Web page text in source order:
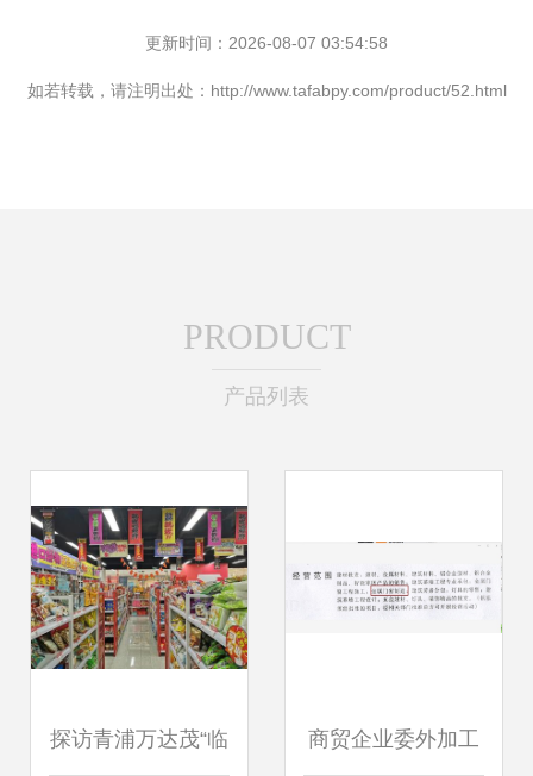
更新时间：2026-08-07 03:54:58
如若转载，请注明出处：http://www.tafabpy.com/product/52.html
PRODUCT
产品列表
探访青浦万达茂“临 商贸企业委外加工